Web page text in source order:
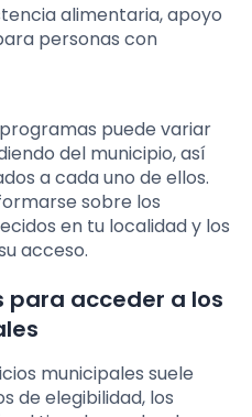
alimentaria, apoyo
personas con
puede variar
del municipio, así
a cada uno de ellos.
sobre los
en tu localidad y los
acceso.
para acceder a los
municipales suele
de elegibilidad, los